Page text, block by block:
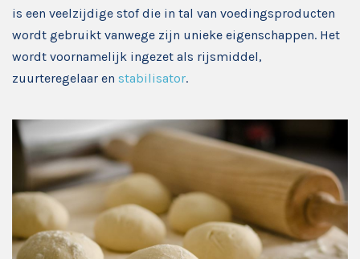
is een veelzijdige stof die in tal van voedingsproducten
wordt gebruikt vanwege zijn unieke eigenschappen. Het
wordt voornamelijk ingezet als rijsmiddel,
zuurteregelaar en stabilisator.